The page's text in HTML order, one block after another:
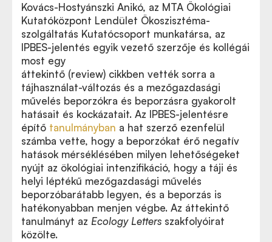
Kovács-Hostyánszki Anikó, az MTA Ökológiai
Kutatóközpont Lendület Ökoszisztéma-
szolgáltatás Kutatócsoport munkatársa, az
IPBES-jelentés egyik vezető szerzője és kollégái
most egy
Kovács-Hostyánszki, Anikó; Espíndola, Anahí;
Vanbergen, Adam J.; Settele, Josef; Kremen, Claire;
Dicks, Lynn V.:Ecological intensification to mitigate
impacts of conventional intensive land use on
pollinators and pollination.Ecology Letters,
doi:10.1111/ele.12762
áttekintő (review) cikkben vették sorra a
tájhasználat-változás és a mezőgazdasági
művelés beporzókra és beporzásra gyakorolt
hatásait és kockázatait. Az IPBES-jelentésre
építő tanulmányban a hat szerző ezenfelül
számba vette, hogy a beporzókat érő negatív
hatások mérséklésében milyen lehetőségeket
nyújt az ökológiai intenzifikáció, hogy a táji és
helyi léptékű mezőgazdasági művelés
beporzóbarátabb legyen, és a beporzás is
hatékonyabban menjen végbe. Az áttekintő
tanulmányt az Ecology Letters szakfolyóirat
közölte.